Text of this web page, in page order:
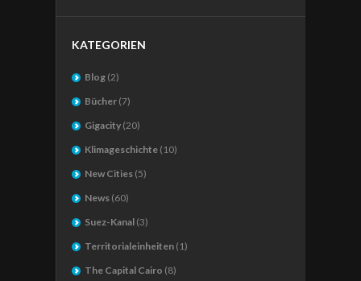
KATEGORIEN
Blog (2)
Bücher (7)
Gigacity (20)
Klimageschichte (10)
New Cities (5)
News (60)
Suez-Kanal (3)
Territorialeinheiten (1)
The Capital Cairo (8)